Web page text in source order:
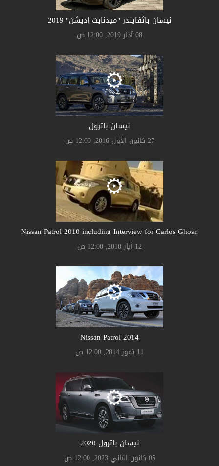
نيسان باثفايندر "ميدنايت إديشن" 2019
08 آذار 2019, 12:00 ص
نيسان باترول
27 كانون الأول 2016, 12:00 ص
Nissan Patrol 2010 including Interview for Carlos Ghosn
12 أيار 2010, 12:00 ص
Nissan Patrol 2014
11 تموز 2014, 12:00 ص
نيسان باترول 2020
05 كانون الثاني 2023, 12:00 ص